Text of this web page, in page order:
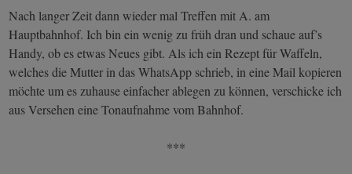
Nach langer Zeit dann wieder mal Treffen mit A. am
Hauptbahnhof. Ich bin ein wenig zu früh dran und schaue auf’s
Handy, ob es etwas Neues gibt. Als ich ein Rezept für Waffeln,
welches die Mutter in das WhatsApp schrieb, in eine Mail kopieren
möchte um es zuhause einfacher ablegen zu können, verschicke ich
aus Versehen eine Tonaufnahme vom Bahnhof.
***